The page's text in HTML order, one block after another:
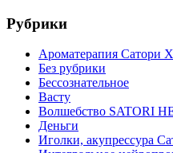
Рубрики
Ароматерапия Сатори
Без рубрики
Бессознательное
Васту
Волшебство SATORI
Деньги
Иголки, акупрессура